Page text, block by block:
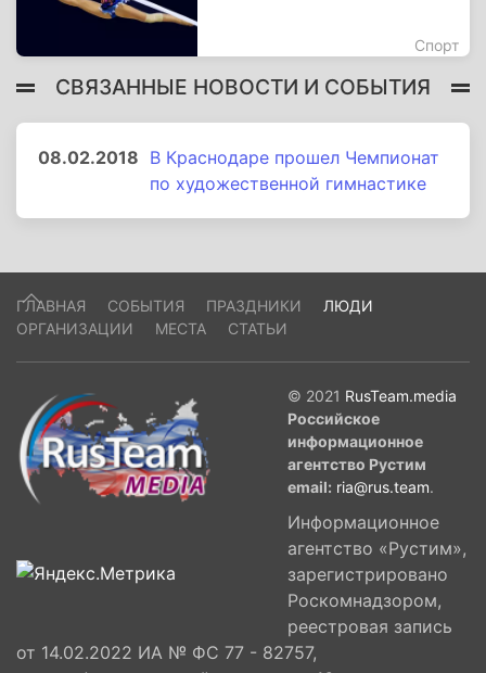
Спорт
СВЯЗАННЫЕ НОВОСТИ И СОБЫТИЯ
08.02.2018 В Краснодаре прошел Чемпионат
по художественной гимнастике
ГЛАВНАЯ СОБЫТИЯ ПРАЗДНИКИ
ЛЮДИ
ОРГАНИЗАЦИИ
МЕСТА СТАТЬИ
© 2021 RusTeam.media
Российское
информационное
агентство Рустим
email: ria@rus.team.
Информационное
агентство «Рустим»,
зарегистрировано
Роскомнадзором,
реестровая запись
от 14.02.2022 ИА № ФС 77 - 82757,